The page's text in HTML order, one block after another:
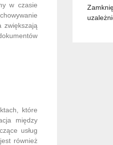
w czasie
zwiększają
które
między
usług
również